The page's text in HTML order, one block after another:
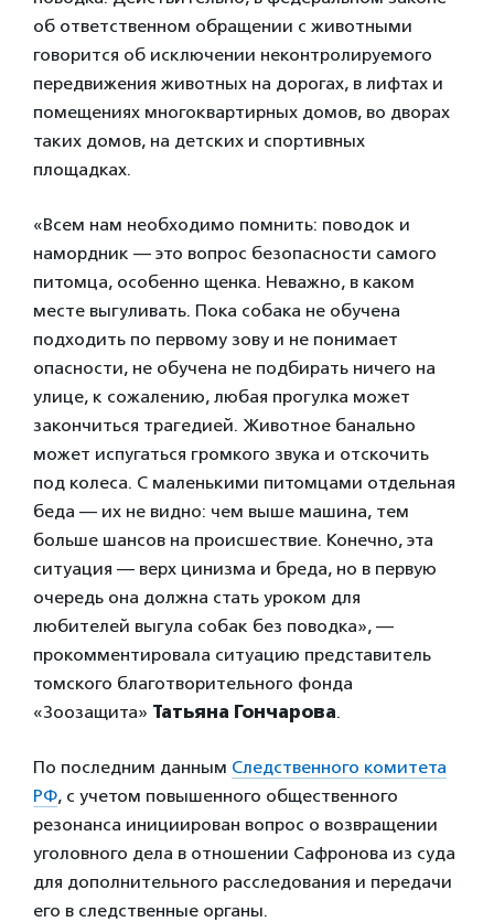
об ответственном обращении с животными
говорится об исключении неконтролируемого
передвижения животных на дорогах, в лифтах и
помещениях многоквартирных домов, во дворах
таких домов, на детских и спортивных
площадках.
«Всем нам необходимо помнить: поводок и
намордник — это вопрос безопасности самого
питомца, особенно щенка. Неважно, в каком
месте выгуливать. Пока собака не обучена
подходить по первому зову и не понимает
опасности, не обучена не подбирать ничего на
улице, к сожалению, любая прогулка может
закончиться трагедией. Животное банально
может испугаться громкого звука и отскочить
под колеса. С маленькими питомцами отдельная
беда — их не видно: чем выше машина, тем
больше шансов на происшествие. Конечно, эта
ситуация — верх цинизма и бреда, но в первую
очередь она должна стать уроком для
любителей выгула собак без поводка», —
прокомментировала ситуацию представитель
томского благотворительного фонда
«Зоозащита» Татьяна Гончарова.
По последним данным Следственного комитета
РФ, с учетом повышенного общественного
резонанса инициирован вопрос о возвращении
уголовного дела в отношении Сафронова из суда
для дополнительного расследования и передачи
его в следственные органы.